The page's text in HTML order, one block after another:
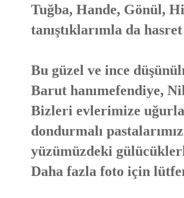
Tuğba, Hande, Gönül,
tanıştıklarımla da
Bu güzel ve ince
Barut hanımefendiye,
Bizleri evlerimize
dondurmalı
yüzümüzdeki
Daha fazla foto için